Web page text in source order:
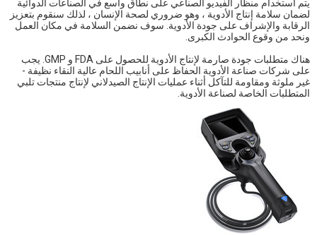
يتم استخدام منظار الفيديو الصناعي على نطاق واسع في الصناعات الدوائية
لضمان سلامة إنتاج الأدوية ، وهو ضروري لصحة الإنسان ، لذلك سنقوم بتعزيز
الرقابة والإشراف على جودة الأدوية. سوف نضمن السلامة في مكان العمل
ونحد من وقوع الحوادث الكبرى.
هناك متطلبات جودة صارمة لإنتاج الأدوية للحصول على FDA و GMP. يجب
على شركات صناعة الأدوية الحفاظ على أنابيب اللحام عالية النقاء نظيفة -
غير ملوثة ومقاومة للتآكل أثناء عمليات الإنتاج الصيدلاني لإنتاج منتجات تلبي
المتطلبات الخاصة لصناعة الأدوية.